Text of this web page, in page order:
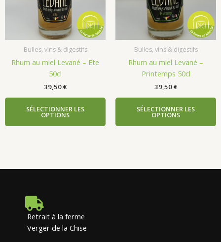
Bulles, vins & digestifs
Rhum au miel Levané – Ete
50cl
39,50€
SÉLECTIONNER LES
OPTIONS
Bulles, vins & digestifs
Rhum au miel Levané –
Printemps 50cl
39,50€
SÉLECTIONNER LES
OPTIONS
Retrait à la ferme
Verger de la Chise